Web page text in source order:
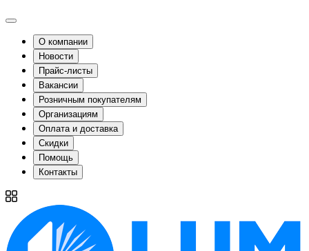
О компании
Новости
Прайс-листы
Вакансии
Розничным покупателям
Организациям
Оплата и доставка
Скидки
Помощь
Контакты